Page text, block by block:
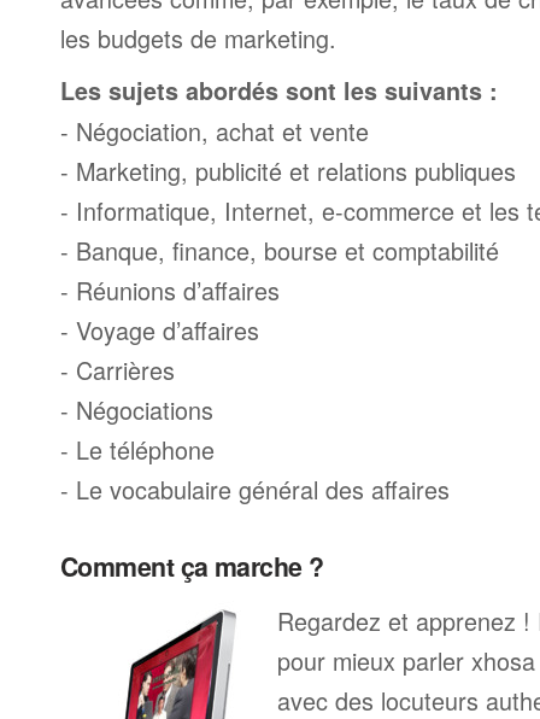
les budgets de marketing.
Les sujets abordés sont les suivants :
- Négociation, achat et vente
- Marketing, publicité et relations publiques
- Informatique, Internet, e-commerce et les
- Banque, finance, bourse et comptabilité
- Réunions d’affaires
- Voyage d’affaires
- Carrières
- Négociations
- Le téléphone
- Le vocabulaire général des affaires
Comment ça marche ?
Regardez et apprenez
pour mieux parler
avec des locuteurs